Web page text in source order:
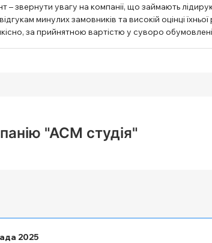
– звернути увагу на компанії, що займають
минулих замовників та високій оцінці
​​за прийнятною вартістю у суворо
"АСМ студія"
2025